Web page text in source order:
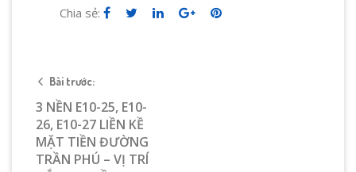
Chia sẻ:
Bài trước:
3 NỀN E10-25, E10-
26, E10-27 LIỀN KỀ
MẶT TIỀN ĐƯỜNG
TRẦN PHÚ – VỊ TRÍ